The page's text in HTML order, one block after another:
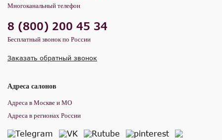
Многоканальный телефон
8 (800) 200 45 34
Бесплатный звонок по России
Заказать обратный звонок
Адреса салонов
Адреса в Москве и МО
Адреса в регионах России